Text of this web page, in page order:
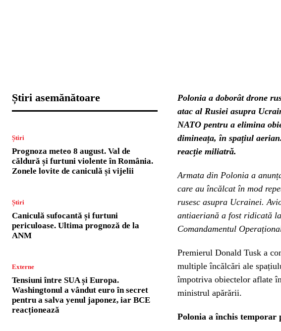
Știri asemănătoare
Știri
Prognoza meteo 8 august. Val de
căldură și furtuni violente în România.
Zonele lovite de caniculă și vijelii
Știri
Caniculă sufocantă și furtuni
periculoase. Ultima prognoză de la
ANM
Externe
Tensiuni între SUA și Europa.
Washingtonul a vândut euro în secret
pentru a salva yenul japonez, iar BCE
reacționează
Polonia a doborât drone
atac al Rusiei asupra
NATO pentru a elimina
dimineața, în spațiul
reacție miliatră.
Armata din Polonia a
care au încălcat în mod
rusesc asupra Ucrainei.
antiaeriană a fost ridicată
Comandamentul
Premierul Donald Tusk a
multiple încălcări ale
împotriva obiectelor aflate
ministrul apărării.
Polonia a închis